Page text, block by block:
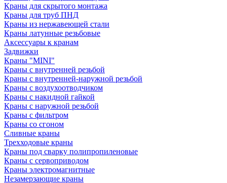
Краны для скрытого монтажа
Краны для труб ПНД
Краны из нержавеющей стали
Краны латунные резьбовые
Аксессуары к кранам
Задвижки
Краны "MINI"
Краны с внутренней резьбой
Краны с внутренней-наружной резьбой
Краны с воздухоотводчиком
Краны с накидной гайкой
Краны с наружной резьбой
Краны с фильтром
Краны со сгоном
Сливные краны
Трехходовые краны
Краны под сварку полипропиленовые
Краны с сервоприводом
Краны электромагнитные
Незамерзающие краны